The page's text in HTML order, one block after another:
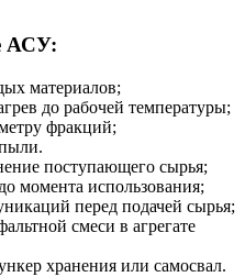
АСУ:
материалов;
до рабочей температуры;
фракций;
поступающего сырья;
момента использования;
перед подачей сырья;
смеси в агрегате
хранения или самосвал.